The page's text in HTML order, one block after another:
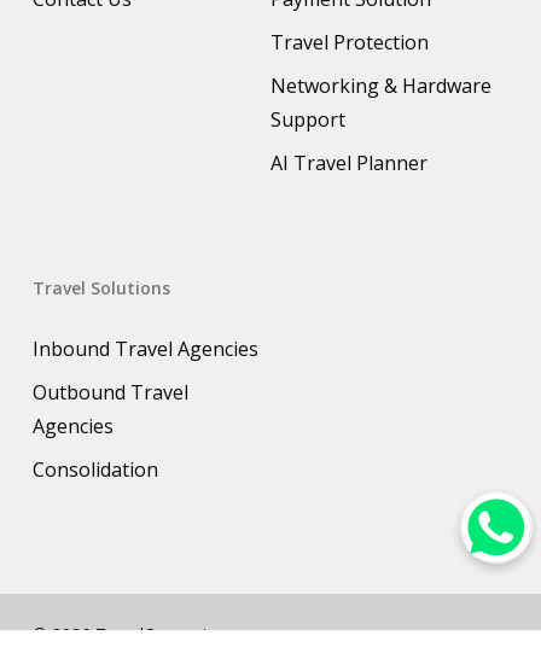
Travel Protection
Networking & Hardware
Support
AI Travel Planner
Travel Solutions
Inbound Travel Agencies
Outbound Travel
Agencies
Consolidation
© 2026 TravelConnect.